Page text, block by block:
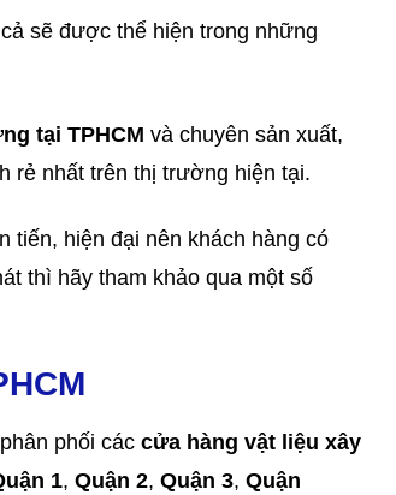
sẽ được thể hiện trong những
tại TPHCM và chuyên sản xuất,
rẻ nhất trên thị trường hiện tại.
tiến, hiện đại nên khách hàng có
thì hãy tham khảo qua một số
phối các cửa hàng vật liệu xây
1, Quận 2, Quận 3, Quận